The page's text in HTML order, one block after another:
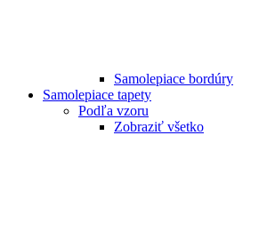
Samolepiace bordúry
Samolepiace tapety
Podľa vzoru
Zobraziť všetko